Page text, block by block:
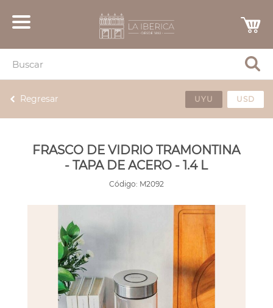
Regresar UYU USD
FRASCO DE VIDRIO TRAMONTINA
- TAPA DE ACERO - 1.4 L
Código: M2092